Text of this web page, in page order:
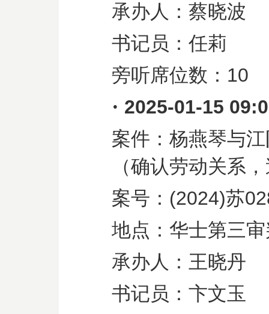
承办人：蔡晓波
书记员：任莉
旁听席位数： 10
· 2025-01-15
案件：杨燕琴与
（确认劳动关系
案号： (2024)苏
地点：华士第三
承办人：王晓丹
书记员：卞文玉